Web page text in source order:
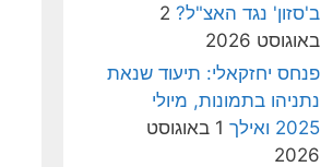
ב'סזון' נגד האצ"ל? 2
באוגוסט 2026
פנחס יחזקאלי: תיעוד שנאת
נתניהו בתמונות, מיולי
2025 ואילך
1 באוגוסט
2026